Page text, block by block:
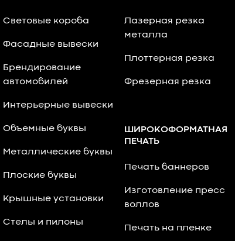
Световые короба
Фасадные вывески
Брендирование
автомобилей
Интерьерные вывески
Объемные буквы
Металлические буквы
Плоские буквы
Крышные установки
Стелы и пилоны
Лазерная резка
металла
Плоттерная резка
Фрезерная резка
ШИРОКОФОРМАТНАЯ
ПЕЧАТЬ
Печать баннеров
Изготовление пресс
воллов
Печать на пленке